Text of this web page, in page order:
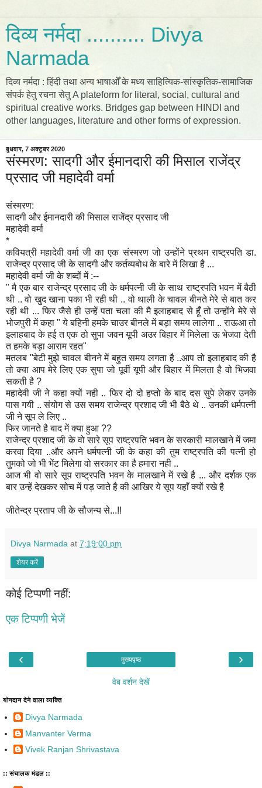
दिव्य नर्मदा .......... Divya
Narmada
दिव्य नर्मदा : हिंदी तथा अन्य भाषाओँ के मध्य साहित्यिक-सांस्कृतिक-सामाजिक
संपर्क हेतु रचना सेतु A plateform for literal, social, cultural and
spiritual creative works. Bridges gap between HINDI and
other languages, literature and other forms of expression.
बुधवार, 7 अक्टूबर 2020
संस्मरण: सादगी और ईमानदारी की मिसाल राजेंद्र
प्रसाद जी महादेवी वर्मा
संस्मरण:
सादगी और ईमानदारी की मिसाल राजेंद्र प्रसाद जी
महादेवी वर्मा
*
कवियत्री महादेवी वर्मा जी का एक संस्मरण जो उन्होंने प्रथम राष्ट्रपति डा.
राजेन्द्र प्रसाद जी के सादगी और कर्तव्यबोध के बारे में लिखा है ...
महादेवी वर्मा जी के शब्दों में :--
" मै एक बार राजेन्द्र प्रसाद जी के धर्मपत्नी जी के साथ राष्ट्रपति भवन में बैठी
थी .. वो खुद खाना पका भी रही थी .. वो थाली के चावल बीनते मेरे से बात कर
रही थी ... फिर जैसे ही उन्हें पता चला की मै इलाहबाद से हूँ तो उन्होंने मेरे से
भोजपुरी में कहा " ये बहिनी हमके चाउर बीनले में बड़ा समय लालेगा .. राऊआ तो
इलाहबाद के हई त एक ठो सुपा जवन यूपी अउर बिहार में मिलेला ऊ भेजवा देती
त हमके बड़ा आराम रहत"
मतलब "बेटी मुझे चावल बीनने में बहुत समय लगता है ..आप तो इलाहबाद की है
तो क्या आप मेरे लिए एक सुपा जो पूर्वी यूपी और बिहार में मिलता है वो भिजवा
सकती है ?
महादेवी जी ने कहा क्यों नही .. फिर दो दो हप्तो के बाद दस सुपे लेकर उनके
पास गयी .. संयोग से उस समय राजेन्द्र प्रशाद जी भी बैठे थे .. उनकी धर्मपत्नी
जी ने सूप ले लिए ..
फिर जानते है बाद में क्या हुआ ??
राजेन्द्र प्रशाद जी के वो सारे सूप राष्ट्रपति भवन के सरकारी मालखाने में जमा
करवा दिया ..और अपने धर्मपत्नी जी के कहा की तुम राष्ट्रपति की पत्नी हो
तुमको जो भी भेंट मिलेगा वो सरकार का है हमारा नही ..
आज भी वो सारे सूप राष्ट्रपति भवन के मालखाने में रखे है ... और दर्शक एक
बार उन्हें देखकर सोच में पड़ जाते है की आखिर ये सूप यहाँ क्यों रखे है
जीतेन्द्र प्रताप जी के सौजन्य से...!!
Divya Narmada at 7:19:00 pm
शेयर करें
कोई टिप्पणी नहीं:
एक टिप्पणी भेजें
‹ ›
मुख्यपृष्ठ
वेब वर्शन देखें
योगदान देने वाला व्यक्ति
Divya Narmada
Manvanter Verma
Vivek Ranjan Shrivastava
:: संचालक मंडल ::